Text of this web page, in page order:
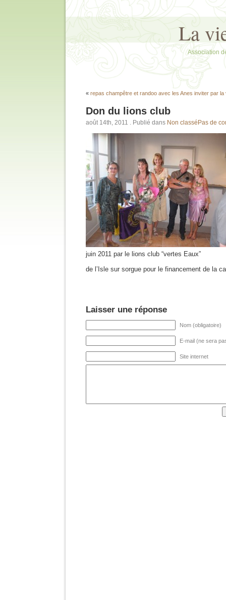
La
Association
« repas champêtre et randoo avec les Anes inviter par la
Don du lions club
août 14th, 2011 . Publié dans Non classé Pas de
juin 2011 par le lions club “vertes Eaux”
de l’Isle sur sorgue pour le financement de la
Laisser une réponse
Nom (obligatoire)
E-mail (ne sera
Site internet